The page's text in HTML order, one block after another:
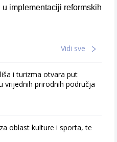
implementaciji reformskih
Vidi sve
i turizma otvara put
vrijednih prirodnih područja
oblast kulture i sporta, te